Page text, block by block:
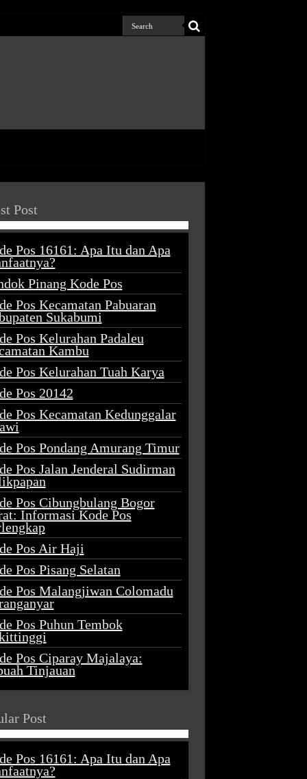
Post
Pos 16161: Apa Itu dan Apa
Pinang Kode Pos
Pos Kecamatan Pabuaran
Sukabumi
Pos Kelurahan Padaleu
Kambu
Pos Kelurahan Tuah Karya
Pos 20142
Pos Kecamatan Kedunggalar
Pos Pondang Amurang Timur
Pos Jalan Jenderal Sudirman
Pos Cibungbulang Bogor
Informasi Kode Pos
Pos Air Haji
Pos Pisang Selatan
Pos Malangjiwan Colomadu
Pos Puhun Tembok
Pos Ciparay Majalaya:
Tinjauan
Post
Pos 16161: Apa Itu dan Apa